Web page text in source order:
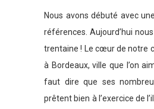
Nous avons débuté avec
références. Aujourd’hui
trentaine ! Le cœur de notre
à Bordeaux, ville que l’on
faut dire que ses
prêtent bien à l’exercice de